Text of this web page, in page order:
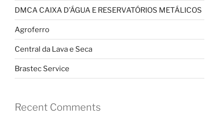
DMCA CAIXA D’ÁGUA E RESERVATÓRIOS METÁLICOS
Agroferro
Central da Lava e Seca
Brastec Service
Recent Comments